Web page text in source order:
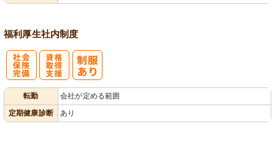
福利厚生社内制度
転勤
会社が定める範囲
定期健康診断
あり